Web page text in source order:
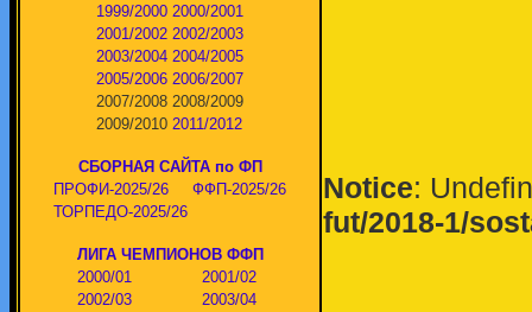
1999/2000 2000/2001
2001/2002 2002/2003
2003/2004 2004/2005
2005/2006 2006/2007
2007/2008 2008/2009
2009/2010 2011/2012
СБОРНАЯ САЙТА по ФП
ПРОФИ-2025/26
ФФП-2025/26
ТОРПЕДО-2025/26
ЛИГА ЧЕМПИОНОВ ФФП
2000/01
2001/02
2002/03
2003/04
Notice:
fut/2018-1/